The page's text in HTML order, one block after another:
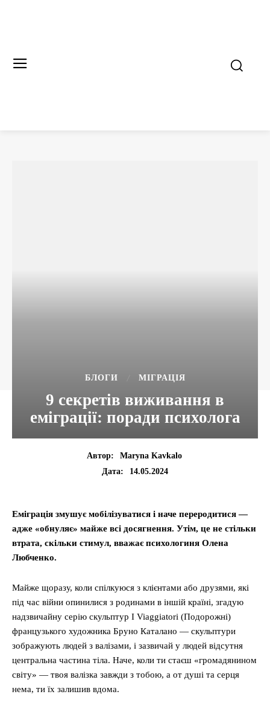
БЛОГИ МІГРАЦІЯ
9 секретів виживання в
еміграції: поради психолога
Автор:
Maryna Kavkalo
Дата:
14.05.2024
Еміграція змушує мобілізуватися і наче переродитися —
адже «обнуляє» майже всі досягнення. Утім, це не стільки
втрата, скільки стимул, вважає психологиня Олена
Любченко.
Майже щоразу, коли спілкуюся з клієнтами або друзями, які
під час війни опинилися з родинами в іншій країні, згадую
надзвичайну серію скульптур I Viaggiatori (Подорожні)
французького художника Бруно Каталано — скульптури
зображують людей з валізами, і зазвичай у людей відсутня
центральна частина тіла. Наче, коли ти стаєш «громадянином
світу» — твоя валізка завжди з тобою, а от душі та серця
нема, ти їх залишив вдома.